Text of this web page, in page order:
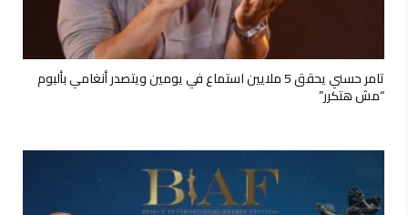
تامر حسني يحقق 5 ملايين استماع في يومين ويتصدر أنغامي بألبوم
“مش هتكرر”